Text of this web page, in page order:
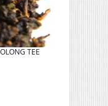
TEE